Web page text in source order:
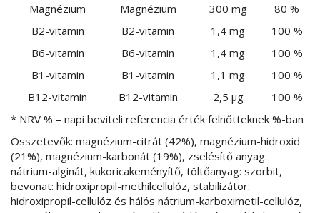
Magnézium Magnézium 300 mg
80 %
B2-vitamin
B2-vitamin 1,4 mg
100 %
B6-vitamin
B6-vitamin 1,4 mg
100 %
B1-vitamin
B1-vitamin 1,1 mg
100 %
B12-vitamin
B12-vitamin 2,5 µg
100 %
* NRV % – napi beviteli referencia érték felnőtteknek %-ban
Összetevők: magnézium-citrát (42%), magnézium-hidroxid
(21%), magnézium-karbonát (19%), zselésítő anyag:
nátrium-alginát, kukoricakeményítő, töltőanyag: szorbit,
bevonat: hidroxipropil-methilcellulóz, stabilizátor:
hidroxipropil-cellulóz és hálós nátrium-karboximetil-cellulóz,